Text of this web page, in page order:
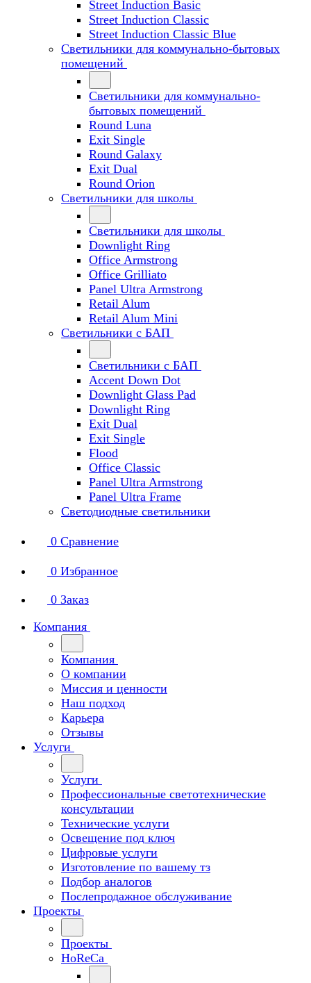
Street Induction Basic
Street Induction Classic
Street Induction Classic Blue
Светильники для коммунально-бытовых
помещений
Светильники для коммунально-
бытовых помещений
Round Luna
Exit Single
Round Galaxy
Exit Dual
Round Orion
Светильники для школы
Светильники для школы
Downlight Ring
Office Armstrong
Office Grilliato
Panel Ultra Armstrong
Retail Alum
Retail Alum Mini
Светильники с БАП
Светильники с БАП
Accent Down Dot
Downlight Glass Pad
Downlight Ring
Exit Dual
Exit Single
Flood
Office Classic
Panel Ultra Armstrong
Panel Ultra Frame
Светодиодные светильники
0 Сравнение
0 Избранное
0 Заказ
Компания
Компания
О компании
Миссия и ценности
Наш подход
Карьера
Отзывы
Услуги
Услуги
Профессиональные светотехнические
консультации
Технические услуги
Освещение под ключ
Цифровые услуги
Изготовление по вашему тз
Подбор аналогов
Послепродажное обслуживание
Проекты
Проекты
HoReCa